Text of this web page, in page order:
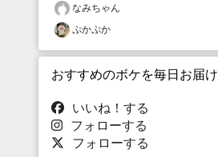
なみちゃん
ぷかぷか
おすすめのボケを毎日お届け
いいね！する
フォローする
フォローする